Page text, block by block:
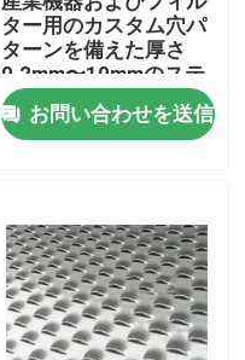
ター用のカスタム穴パ
ターンを備えた厚さ
0.2mm〜10mmのステ
ンレス鋼パンチングメ
タルシート
お問い合わせを送信